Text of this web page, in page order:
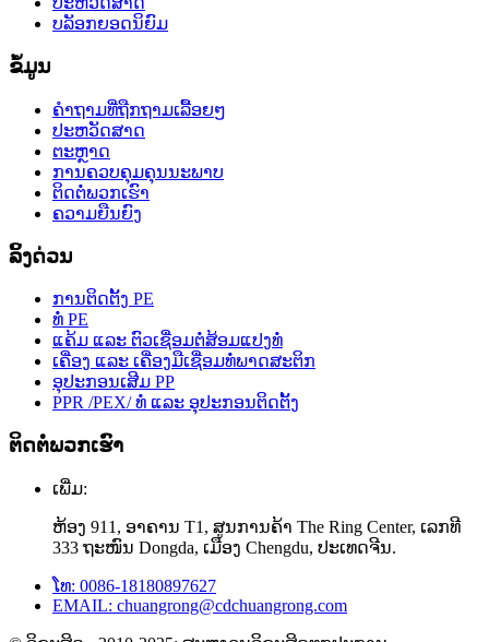
ບລັອກຍອດນິຍົມ
ຂໍ້ມູນ
ຄຳຖາມທີ່ຖືກຖາມເລື້ອຍໆ
ປະຫວັດສາດ
ຕະຫຼາດ
ການຄວບຄຸມຄຸນນະພາບ
ຕິດຕໍ່ພວກເຮົາ
ຄວາມຍືນຍົງ
ລິ້ງດ່ວນ
ການຕິດຕັ້ງ PE
ທໍ່ PE
ແຄ້ມ ແລະ ຕົວເຊື່ອມຕໍ່ສ້ອມແປງທໍ່
ເຄື່ອງ ແລະ ເຄື່ອງມືເຊື່ອມທໍ່ພາດສະຕິກ
ອຸປະກອນເສີມ PP
PPR /PEX/ ທໍ່ ແລະ ອຸປະກອນຕິດຕັ້ງ
ຕິດຕໍ່ພວກເຮົາ
ເພີ່ມ:
ຫ້ອງ 911, ອາຄານ T1, ສູນການຄ້າ The Ring Center, ເລກທີ
333 ຖະໜົນ Dongda, ເມືອງ Chengdu, ປະເທດຈີນ.
ໂທ: 0086-18180897627
EMAIL: chuangrong@cdchuangrong.com